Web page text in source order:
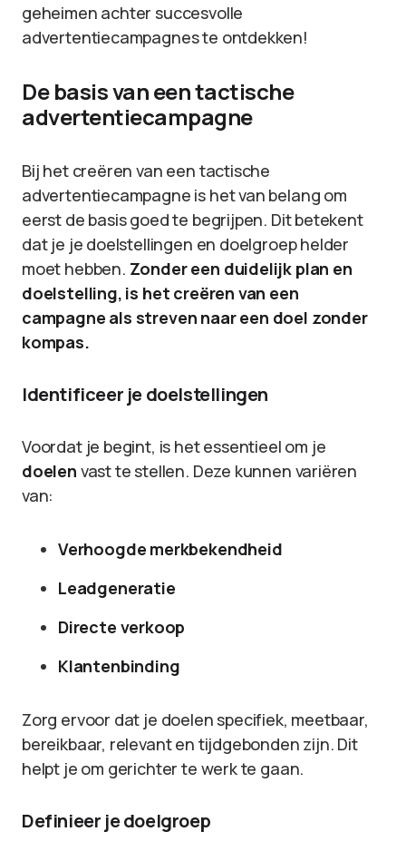
geheimen achter succesvolle
advertentiecampagnes te ontdekken!
De basis van een tactische
advertentiecampagne
Bij het creëren van een tactische
advertentiecampagne is het van belang om
eerst de basis goed te begrijpen. Dit betekent
dat je je doelstellingen en doelgroep helder
moet hebben. Zonder een duidelijk plan en
doelstelling, is het creëren van een
campagne als streven naar een doel zonder
kompas.
Identificeer je doelstellingen
Voordat je begint, is het essentieel om je
doelen vast te stellen. Deze kunnen variëren
van:
Verhoogde merkbekendheid
Leadgeneratie
Directe verkoop
Klantenbinding
Zorg ervoor dat je doelen specifiek, meetbaar,
bereikbaar, relevant en tijdgebonden zijn. Dit
helpt je om gerichter te werk te gaan.
Definieer je doelgroep